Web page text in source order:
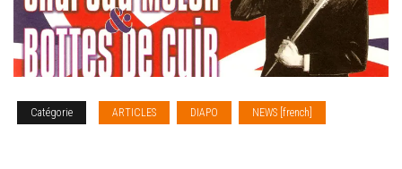
Catégorie ARTICLES DIAPO NEWS [french]